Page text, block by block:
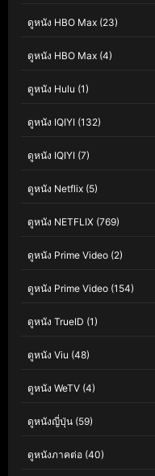
ดูหนัง HBO Max (23)
ดูหนัง HBO Max (4)
ดูหนัง Hulu (1)
ดูหนัง IQIYI (132)
ดูหนัง IQIYI (7)
ดูหนัง Netflix (5)
ดูหนัง NETFLIX (769)
ดูหนัง Prime Video (2)
ดูหนัง Prime Video (154)
ดูหนัง TrueID (1)
ดูหนัง Viu (48)
ดูหนัง WeTV (4)
ดูหนังญี่ปุ่น (59)
ดูหนังภาคต่อ (40)